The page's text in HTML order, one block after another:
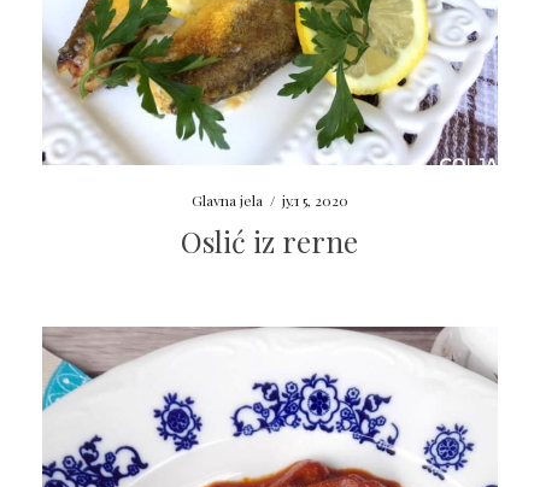
Glavna jela / јул 5, 2020
Oslić iz rerne